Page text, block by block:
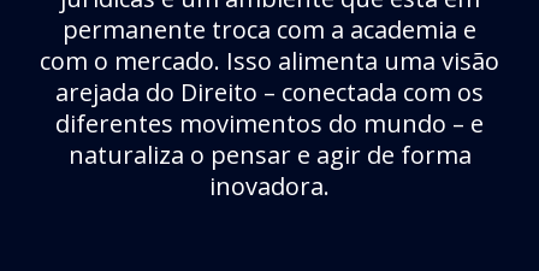
permanente troca com a academia e
com o mercado. Isso alimenta uma visão
arejada do Direito – conectada com os
diferentes movimentos do mundo – e
naturaliza o pensar e agir de forma
inovadora.